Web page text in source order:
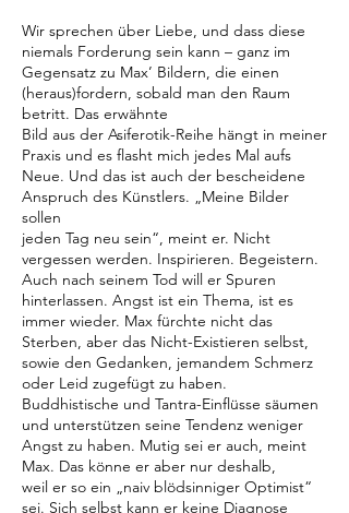
Wir sprechen über Liebe, und dass diese
niemals Forderung sein kann – ganz im
Gegensatz zu Max’ Bildern, die einen
(heraus)fordern, sobald man den Raum
betritt. Das erwähnte
Bild aus der Asiferotik-Reihe hängt in meiner
Praxis und es flasht mich jedes Mal aufs
Neue. Und das ist auch der bescheidene
Anspruch des Künstlers. „Meine Bilder
sollen
jeden Tag neu sein“, meint er. Nicht
vergessen werden. Inspirieren. Begeistern.
Auch nach seinem Tod will er Spuren
hinterlassen. Angst ist ein Thema, ist es
immer wieder. Max fürchte nicht das
Sterben, aber das Nicht-Existieren selbst,
sowie den Gedanken, jemandem Schmerz
oder Leid zugefügt zu haben.
Buddhistische und Tantra-Einflüsse säumen
und unterstützen seine Tendenz weniger
Angst zu haben. Mutig sei er auch, meint
Max. Das könne er aber nur deshalb,
weil er so ein „naiv blödsinniger Optimist“
sei. Sich selbst kann er keine Diagnose